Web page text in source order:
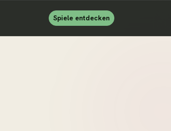
Spiele entdecken